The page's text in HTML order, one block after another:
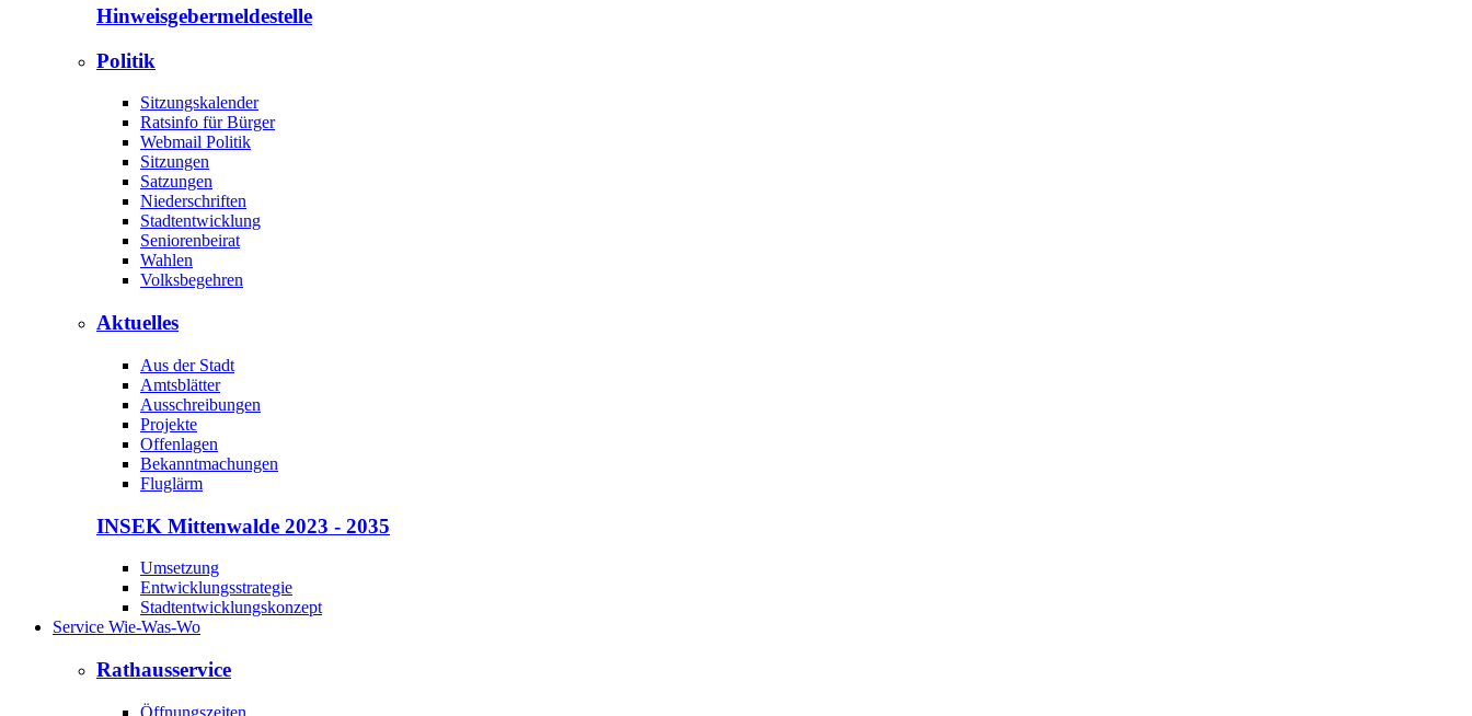
Hinweisgeber­meldestelle
Politik
Sitzungskalender
Ratsinfo für Bürger
Webmail Politik
Sitzungen
Satzungen
Niederschriften
Stadtentwicklung
Seniorenbeirat
Wahlen
Volksbegehren
Aktuelles
Aus der Stadt
Amtsblätter
Ausschreibungen
Projekte
Offenlagen
Bekanntmachungen
Fluglärm
INSEK Mittenwalde 2023 - 2035
Umsetzung
Entwicklungsstrategie
Stadtentwicklungskonzept
Service Wie-Was-Wo
Rathausservice
Öffnungszeiten